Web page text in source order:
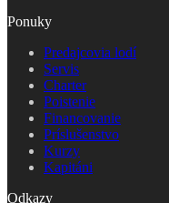
Ponuky
Predajcovia lodí
Servis
Charter
Poistenie
Financovanie
Príslušenstvo
Kurzy
Kapitáni
Odkazy